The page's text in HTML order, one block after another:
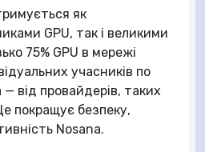
як
GPU, так і великими
75% GPU в мережі
учасників по
від провайдерів, таких
покращує безпеку,
Nosana.